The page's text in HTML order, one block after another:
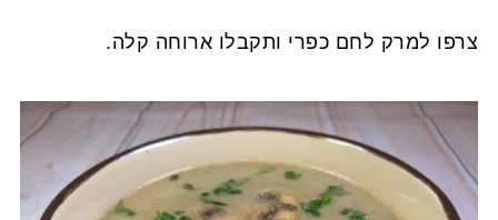
צרפו למרק לחם כפרי ותקבלו ארוחה קלה.